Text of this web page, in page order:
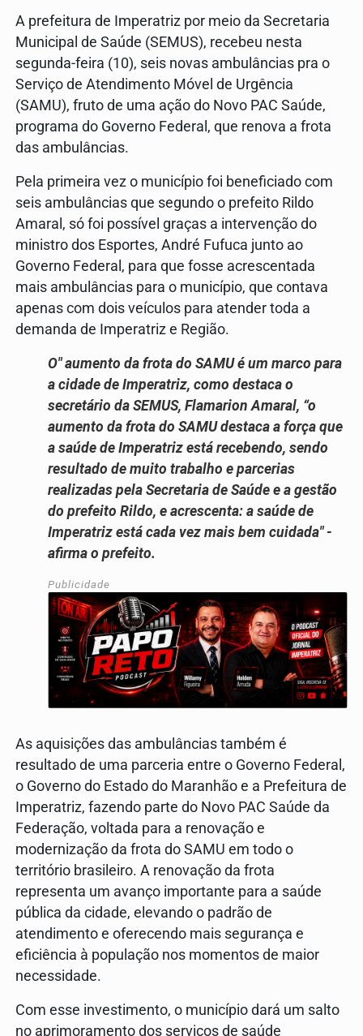
A prefeitura de Imperatriz por meio da Secretaria
Municipal de Saúde (SEMUS), recebeu nesta
segunda-feira (10), seis novas ambulâncias pra o
Serviço de Atendimento Móvel de Urgência
(SAMU), fruto de uma ação do Novo PAC Saúde,
programa do Governo Federal, que renova a frota
das ambulâncias.
Pela primeira vez o município foi beneficiado com
seis ambulâncias que segundo o prefeito Rildo
Amaral, só foi possível graças a intervenção do
ministro dos Esportes, André Fufuca junto ao
Governo Federal, para que fosse acrescentada
mais ambulâncias para o município, que contava
apenas com dois veículos para atender toda a
demanda de Imperatriz e Região.
O" aumento da frota do SAMU é um marco para
a cidade de Imperatriz, como destaca o
secretário da SEMUS, Flamarion Amaral, “o
aumento da frota do SAMU destaca a força que
a saúde de Imperatriz está recebendo, sendo
resultado de muito trabalho e parcerias
realizadas pela Secretaria de Saúde e a gestão
do prefeito Rildo, e acrescenta: a saúde de
Imperatriz está cada vez mais bem cuidada" -
afirma o prefeito.
Publicidade
As aquisições das ambulâncias também é
resultado de uma parceria entre o Governo Federal,
o Governo do Estado do Maranhão e a Prefeitura de
Imperatriz, fazendo parte do Novo PAC Saúde da
Federação, voltada para a renovação e
modernização da frota do SAMU em todo o
território brasileiro. A renovação da frota
representa um avanço importante para a saúde
pública da cidade, elevando o padrão de
atendimento e oferecendo mais segurança e
eficiência à população nos momentos de maior
necessidade.
Com esse investimento, o município dará um salto
no aprimoramento dos serviços de saúde